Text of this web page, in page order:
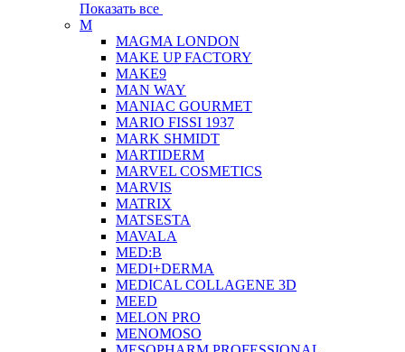
Показать все
M
MAGMA LONDON
MAKE UP FACTORY
MAKE9
MAN WAY
MANIAC GOURMET
MARIO FISSI 1937
MARK SHMIDT
MARTIDERM
MARVEL COSMETICS
MARVIS
MATRIX
MATSESTA
MAVALA
MED:B
MEDI+DERMA
MEDICAL COLLAGENE 3D
MEED
MELON PRO
MENOMOSO